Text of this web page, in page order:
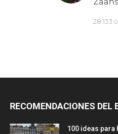
RECOMENDACIONES DEL
100 ideas para